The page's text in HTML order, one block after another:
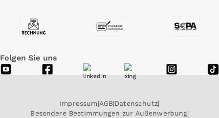
Folgen Sie uns
Impressum AGB Datenschutz
Besondere Bestimmungen zur Außenwerbung